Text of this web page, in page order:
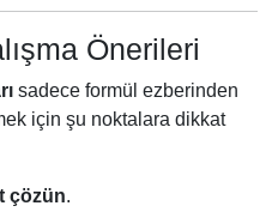
Önerileri
sadece formül ezberinden
için şu noktalara dikkat
çözün.